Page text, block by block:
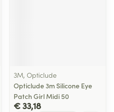
3M, Opticlude
Opticlude 3m Silicone Eye
Patch Girl Midi 50
€ 33,18